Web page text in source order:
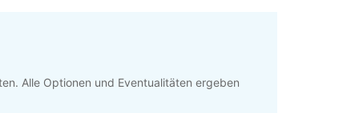
Alle Optionen und Eventualitäten ergeben